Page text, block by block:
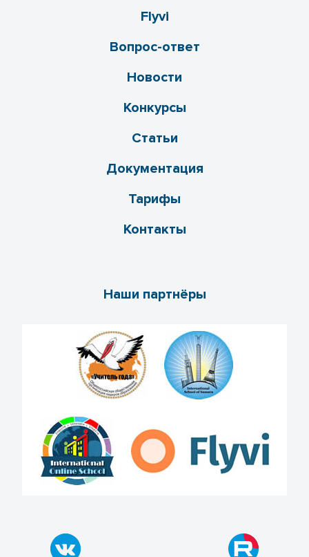
Flyvi
Вопрос-ответ
Новости
Конкурсы
Статьи
Документация
Тарифы
Контакты
Наши партнёры